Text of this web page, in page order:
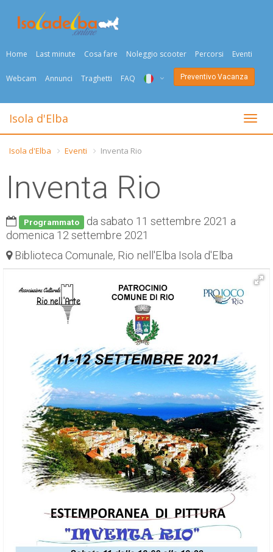
Home Last minute Cosa fare Noleggio scooter Percorsi Eventi
Webcam Annunci Traghetti FAQ
ENG
DAN
Preventivo Vacanza
Togli
Isola d'Elba
Isola d'Elba Eventi Inventa Rio
Inventa Rio
Programmato
da sabato 11 settembre 2021 a
domenica 12 settembre 2021
Biblioteca Comunale, Rio nell'Elba Isola d'Elba